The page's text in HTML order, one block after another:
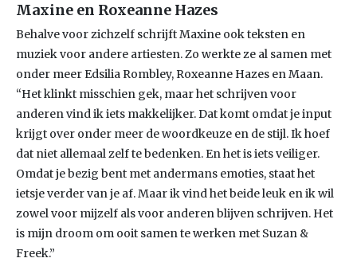
Maxine en Roxeanne Hazes
Behalve voor zichzelf schrijft Maxine ook teksten en
muziek voor andere artiesten. Zo werkte ze al samen met
onder meer Edsilia Rombley, Roxeanne Hazes en Maan.
“Het klinkt misschien gek, maar het schrijven voor
anderen vind ik iets makkelijker. Dat komt omdat je input
krijgt over onder meer de woordkeuze en de stijl. Ik hoef
dat niet allemaal zelf te bedenken. En het is iets veiliger.
Omdat je bezig bent met andermans emoties, staat het
ietsje verder van je af. Maar ik vind het beide leuk en ik wil
zowel voor mijzelf als voor anderen blijven schrijven. Het
is mijn droom om ooit samen te werken met Suzan &
Freek.”